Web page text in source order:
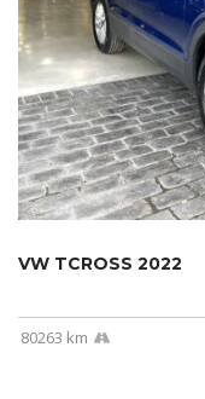
VW TCROSS 2022
80263 km